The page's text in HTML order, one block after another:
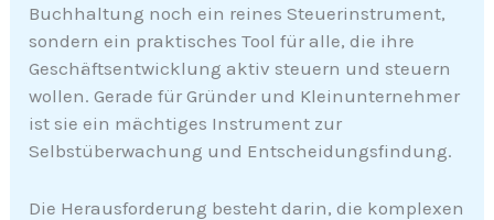
Buchhaltung noch ein reines Steuerinstrument,
sondern ein praktisches Tool für alle, die ihre
Geschäftsentwicklung aktiv steuern und steuern
wollen. Gerade für Gründer und Kleinunternehmer
ist sie ein mächtiges Instrument zur
Selbstüberwachung und Entscheidungsfindung.
Die Herausforderung besteht darin, die komplexen